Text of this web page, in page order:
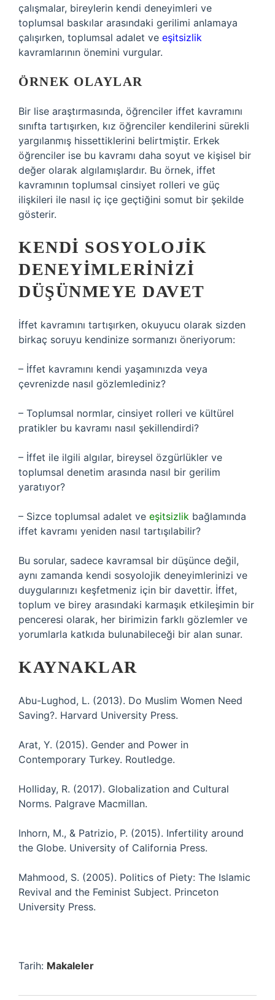
çalışmalar, bireylerin kendi deneyimleri ve
toplumsal baskılar arasındaki gerilimi anlamaya
çalışırken, toplumsal adalet ve eşitsizlik
kavramlarının önemini vurgular.
ÖRNEK OLAYLAR
Bir lise araştırmasında, öğrenciler iffet kavramını
sınıfta tartışırken, kız öğrenciler kendilerini sürekli
yargılanmış hissettiklerini belirtmiştir. Erkek
öğrenciler ise bu kavramı daha soyut ve kişisel bir
değer olarak algılamışlardır. Bu örnek, iffet
kavramının toplumsal cinsiyet rolleri ve güç
ilişkileri ile nasıl iç içe geçtiğini somut bir şekilde
gösterir.
KENDI SOSYOLOJIK
DENEYIMLERINIZI
DÜŞÜNMEYE DAVET
İffet kavramını tartışırken, okuyucu olarak sizden
birkaç soruyu kendinize sormanızı öneriyorum:
– İffet kavramını kendi yaşamınızda veya
çevrenizde nasıl gözlemlediniz?
– Toplumsal normlar, cinsiyet rolleri ve kültürel
pratikler bu kavramı nasıl şekillendirdi?
– İffet ile ilgili algılar, bireysel özgürlükler ve
toplumsal denetim arasında nasıl bir gerilim
yaratıyor?
– Sizce toplumsal adalet ve eşitsizlik bağlamında
iffet kavramı yeniden nasıl tartışılabilir?
Bu sorular, sadece kavramsal bir düşünce değil,
aynı zamanda kendi sosyolojik deneyimlerinizi ve
duygularınızı keşfetmeniz için bir davettir. İffet,
toplum ve birey arasındaki karmaşık etkileşimin bir
penceresi olarak, her birimizin farklı gözlemler ve
yorumlarla katkıda bulunabileceği bir alan sunar.
KAYNAKLAR
Abu-Lughod, L. (2013). Do Muslim Women Need
Saving?. Harvard University Press.
Arat, Y. (2015). Gender and Power in
Contemporary Turkey. Routledge.
Holliday, R. (2017). Globalization and Cultural
Norms. Palgrave Macmillan.
Inhorn, M., & Patrizio, P. (2015). Infertility around
the Globe. University of California Press.
Mahmood, S. (2005). Politics of Piety: The Islamic
Revival and the Feminist Subject. Princeton
University Press.
Tarih: Makaleler